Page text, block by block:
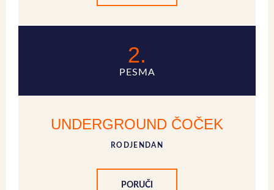
2.
PESMA
UNDERGROUND ČOČEK
RODJENDAN
PORUČI